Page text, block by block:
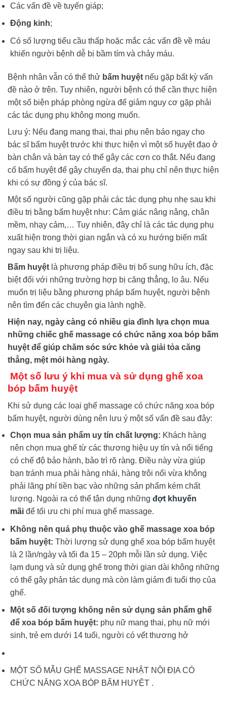
Các vấn đề về tuyến giáp;
Động kinh;
Có số lượng tiểu cầu thấp hoặc mắc các vấn đề về máu
khiến người bệnh dễ bị bầm tím và chảy máu.
Bệnh nhân vẫn có thể thử bấm huyệt nếu gặp bất kỳ vấn
đề nào ở trên. Tuy nhiên, người bệnh có thể cần thực hiện
một số biện pháp phòng ngừa để giảm nguy cơ gặp phải
các tác dụng phụ không mong muốn.
Lưu ý: Nếu đang mang thai, thai phụ nên báo ngay cho
bác sĩ bấm huyệt trước khi thực hiện vì một số huyệt đạo ở
bàn chân và bàn tay có thể gây các cơn co thắt. Nếu đang
cố bấm huyệt để gây chuyển dạ, thai phụ chỉ nên thực hiện
khi có sự đồng ý của bác sĩ.
Một số người cũng gặp phải các tác dụng phụ nhẹ sau khi
điều trị bằng bấm huyệt như: Cảm giác nâng nâng, chân
mềm, nhạy cảm,… Tuy nhiên, đây chỉ là các tác dụng phụ
xuất hiện trong thời gian ngắn và có xu hướng biến mất
ngay sau khi trị liệu.
Bấm huyệt là phương pháp điều trị bổ sung hữu ích, đặc
biệt đối với những trường hợp bị căng thẳng, lo âu. Nếu
muốn trị liệu bằng phương pháp bấm huyệt, người bệnh
nên tìm đến các chuyên gia lành nghề.
Hiện nay, ngày càng có nhiều gia đình lựa chọn mua
những chiếc ghế massage có chức năng xoa bóp bấm
huyệt để giúp chăm sóc sức khỏe và giải tỏa căng
thẳng, mệt mỏi hàng ngày.
Một số lưu ý khi mua và sử dụng ghế xoa
bóp bấm huyệt
Khi sử dụng các loại ghế massage có chức năng xoa bóp
bấm huyệt, người dùng nên lưu ý một số vấn đề sau đây:
Chọn mua sản phẩm uy tín chất lượng: Khách hàng
nên chọn mua ghế từ các thương hiệu uy tín và nổi tiếng
có chế độ bảo hành, bảo trì rõ ràng. Điều này vừa giúp
bạn tránh mua phải hàng nhái, hàng trôi nổi vừa không
phải lãng phí tiền bạc vào những sản phẩm kém chất
lượng. Ngoài ra có thể tận dụng những đợt khuyến
mãiđể tối ưu chi phí mua ghế massage.
Không nên quá phụ thuộc vào ghế massage xoa bóp
bấm huyệt: Thời lượng sử dụng ghế xoa bóp bấm huyệt
là 2 lần/ngày và tối đa 15 – 20ph mỗi lần sử dụng. Việc
lạm dụng và sử dụng ghế trong thời gian dài không những
có thể gây phản tác dụng mà còn làm giảm đi tuổi thọ của
ghế.
Một số đối tượng không nên sử dụng sản phẩm ghế
để xoa bóp bấm huyệt: phụ nữ mang thai, phụ nữ mới
sinh, trẻ em dưới 14 tuổi, người có vết thương hở
MỘT SỐ MẪU GHẾ MASSAGE NHẬT NỘI ĐỊA CÓ
CHỨC NĂNG XOA BÓP BẤM HUYỆT .